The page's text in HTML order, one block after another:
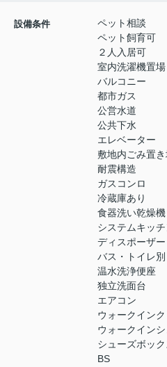
設備条件
ペット相談
ペット飼育可
２人入居可
室内洗濯機置場
バルコニー
都市ガス
公営水道
公共下水
エレベーター
敷地内ごみ置
耐震構造
ガスコンロ
冷蔵庫あり
食器洗い乾燥機
システムキッチ
ディスポーザー
バス・トイレ別
温水洗浄便座
独立洗面台
エアコン
ウォークイン
ウォークイン
シューズボック
BS